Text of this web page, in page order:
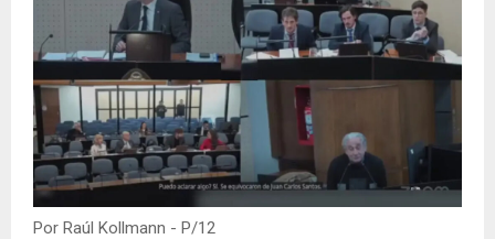
Por Raúl Kollmann - P/12